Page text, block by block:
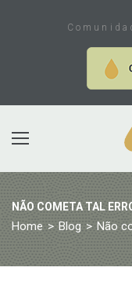
NÃO COMETA TAL
Home > Blog > Não